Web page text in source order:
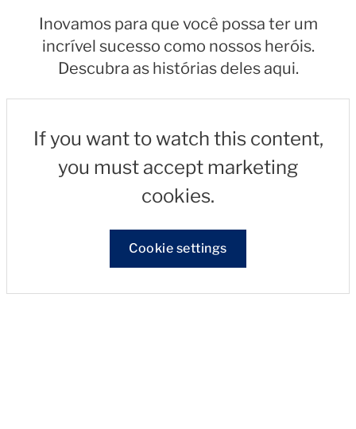
Inovamos para que você possa ter um
incrível sucesso como nossos heróis.
Descubra as histórias deles aqui.
If you want to watch this content,
you must accept marketing
cookies.
Cookie settings